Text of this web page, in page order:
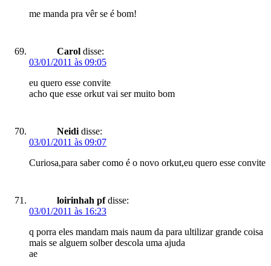
me manda pra vêr se é bom!
Carol disse:
03/01/2011 às 09:05
eu quero esse convite
acho que esse orkut vai ser muito bom
Neidi disse:
03/01/2011 às 09:07
Curiosa,para saber como é o novo orkut,eu quero esse convite
loirinhah pf disse:
03/01/2011 às 16:23
q porra eles mandam mais naum da para ultilizar grande coisa
mais se alguem solber descola uma ajuda
ae